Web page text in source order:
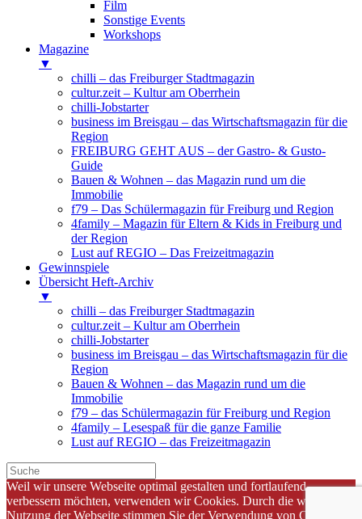
Film
Sonstige Events
Workshops
Magazine
▼
chilli – das Freiburger Stadtmagazin
cultur.zeit – Kultur am Oberrhein
chilli-Jobstarter
business im Breisgau – das Wirtschaftsmagazin für die
Region
FREIBURG GEHT AUS – der Gastro- & Gusto-
Guide
Bauen & Wohnen – das Magazin rund um die
Immobilie
f79 – Das Schülermagazin für Freiburg und Region
4family – Magazin für Eltern & Kids in Freiburg und
der Region
Lust auf REGIO – Das Freizeitmagazin
Gewinnspiele
Übersicht Heft-Archiv
▼
chilli – das Freiburger Stadtmagazin
cultur.zeit – Kultur am Oberrhein
chilli-Jobstarter
business im Breisgau – das Wirtschaftsmagazin für die
Region
Bauen & Wohnen – das Magazin rund um die
Immobilie
f79 – das Schülermagazin für Freiburg und Region
4family – Lesespaß für die ganze Familie
Lust auf REGIO – das Freizeitmagazin
Weil wir unsere Webseite optimal gestalten und fortlaufend
verbessern möchten, verwenden wir Cookies. Durch die weitere
Nutzung der Webseite stimmen Sie der Verwendung von Cookies